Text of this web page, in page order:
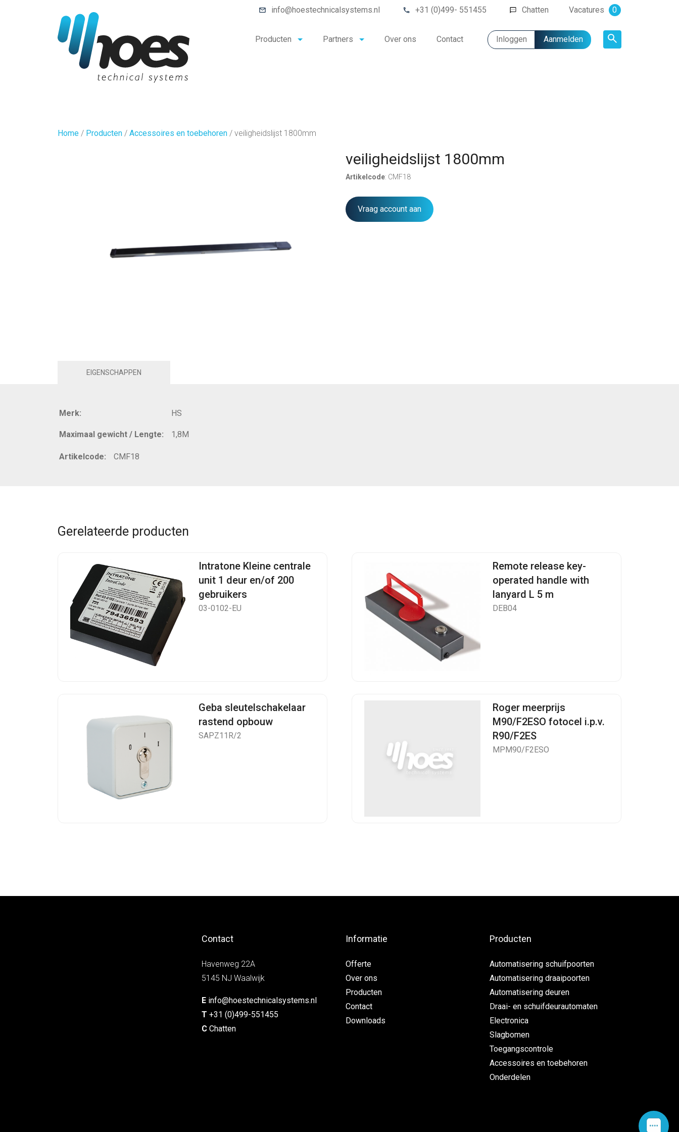
info@hoestechnicalsystems.nl +31 (0)499- 551455 Chatten Vacatures 0
Producten Partners Over ons Contact Inloggen Aanmelden
Home / Producten / Accessoires en toebehoren / veiligheidslijst 1800mm
veiligheidslijst 1800mm
Artikelcode: CMF18
Vraag account aan
EIGENSCHAPPEN
Merk: HS
Maximaal gewicht / Lengte: 1,8M
Artikelcode: CMF18
Gerelateerde producten
Intratone Kleine centrale
unit 1 deur en/of 200
gebruikers
03-0102-EU
Remote release key-
operated handle with
lanyard L 5 m
DEB04
Geba sleutelschakelaar
rastend opbouw
SAPZ11R/2
Roger meerprijs
M90/F2ESO fotocel i.p.v.
R90/F2ES
MPM90/F2ESO
Contact
Havenweg 22A
5145 NJ Waalwijk
E info@hoestechnicalsystems.nl
T +31 (0)499-551455
C Chatten
Informatie
Offerte
Over ons
Producten
Contact
Downloads
Producten
Automatisering schuifpoorten
Automatisering draaipoorten
Automatisering deuren
Draai- en schuifdeurautomaten
Electronica
Slagbomen
Toegangscontrole
Accessoires en toebehoren
Onderdelen